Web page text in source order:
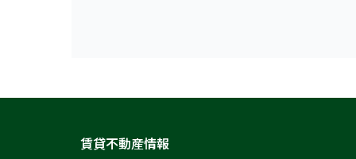
賃貸不動産情報